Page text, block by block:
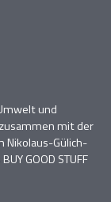
und
mit der
Nikolaus-Gülich-
GOOD STUFF